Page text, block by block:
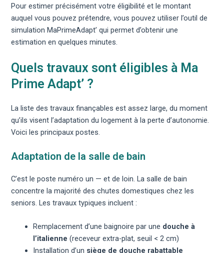
Pour estimer précisément votre éligibilité et le montant
auquel vous pouvez prétendre, vous pouvez utiliser l’outil de
simulation MaPrimeAdapt’ qui permet d’obtenir une
estimation en quelques minutes.
Quels travaux sont éligibles à Ma
Prime Adapt’ ?
La liste des travaux finançables est assez large, du moment
qu’ils visent l’adaptation du logement à la perte d’autonomie.
Voici les principaux postes.
Adaptation de la salle de bain
C’est le poste numéro un — et de loin. La salle de bain
concentre la majorité des chutes domestiques chez les
seniors. Les travaux typiques incluent :
Remplacement d’une baignoire par une douche à
l’italienne (receveur extra-plat, seuil < 2 cm)
Installation d’un siège de douche rabattable